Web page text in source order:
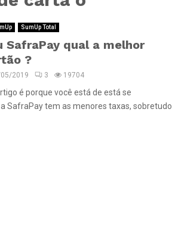
SumUp Total
SafraPay qual a melhor
?
2019 3 19704
é porque você está de está se
SafraPay tem as menores taxas, sobretudo